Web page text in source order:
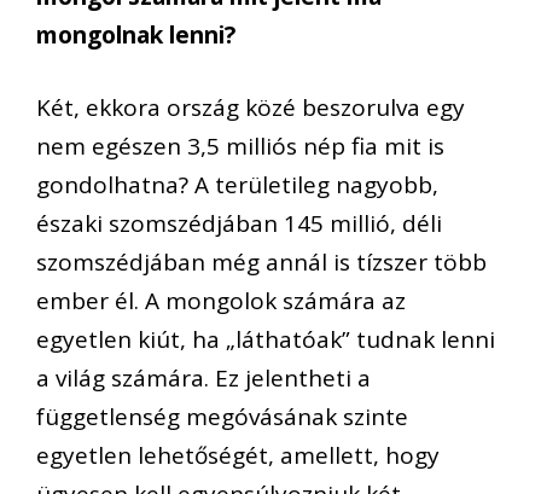
mongolnak lenni?
Két, ekkora ország közé beszorulva egy
nem egészen 3,5 milliós nép fia mit is
gondolhatna? A területileg nagyobb,
északi szomszédjában 145 millió, déli
szomszédjában még annál is tízszer több
ember él. A mongolok számára az
egyetlen kiút, ha „láthatóak” tudnak lenni
a világ számára. Ez jelentheti a
függetlenség megóvásának szinte
egyetlen lehetőségét, amellett, hogy